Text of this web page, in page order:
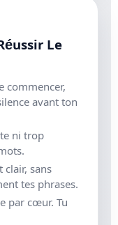
Le
commencer,
avant ton
ni trop
clair, sans
tes phrases.
par cœur. Tu